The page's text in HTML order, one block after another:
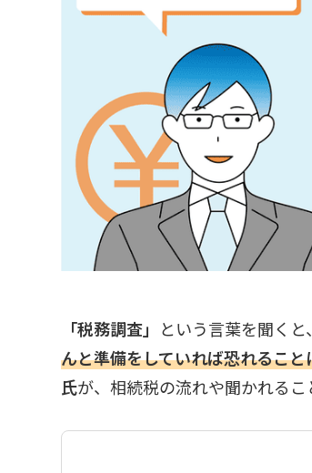
「税務調査」 という言葉を聞く
んと準備をしていれば恐れるこ
氏が、相続税の流れや聞かれるこ